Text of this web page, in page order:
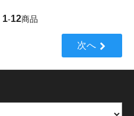
1-12商品
次へ